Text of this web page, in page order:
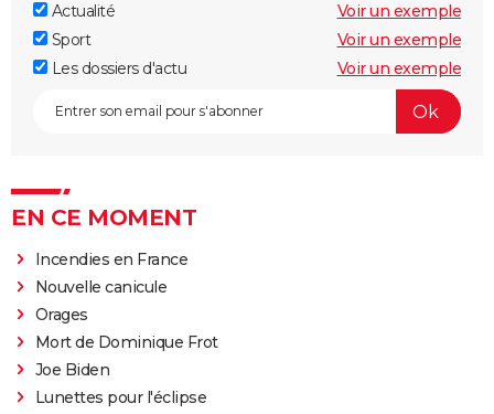
Actualité
Voir un exemple
Sport
Voir un exemple
Les dossiers d'actu
Voir un exemple
EN CE MOMENT
Incendies en France
Nouvelle canicule
Orages
Mort de Dominique Frot
Joe Biden
Lunettes pour l'éclipse